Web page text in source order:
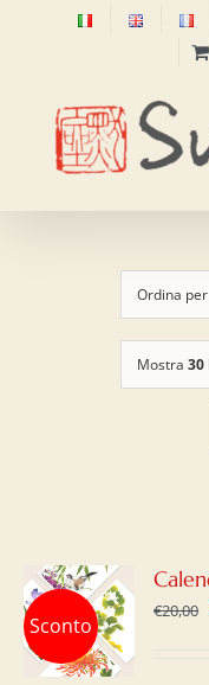
Ordina per
Mostra 30
Sconto
€20,00